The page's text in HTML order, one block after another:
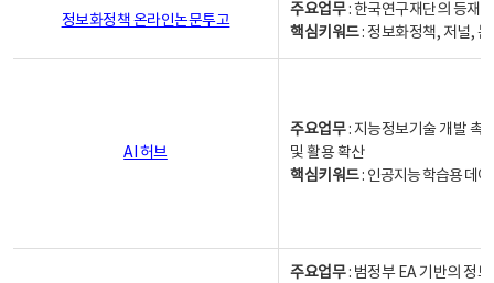
정보화정책 온라인논문투고
주요업무: 한국연구재단의 등재
핵심키워드: 정보화정책, 저널,
AI 허브
주요업무: 지능정보기술 개발 촉
및 활용 확산
핵심키워드: 인공지능 학습용 데
주요업무: 범정부 EA 기반의 정